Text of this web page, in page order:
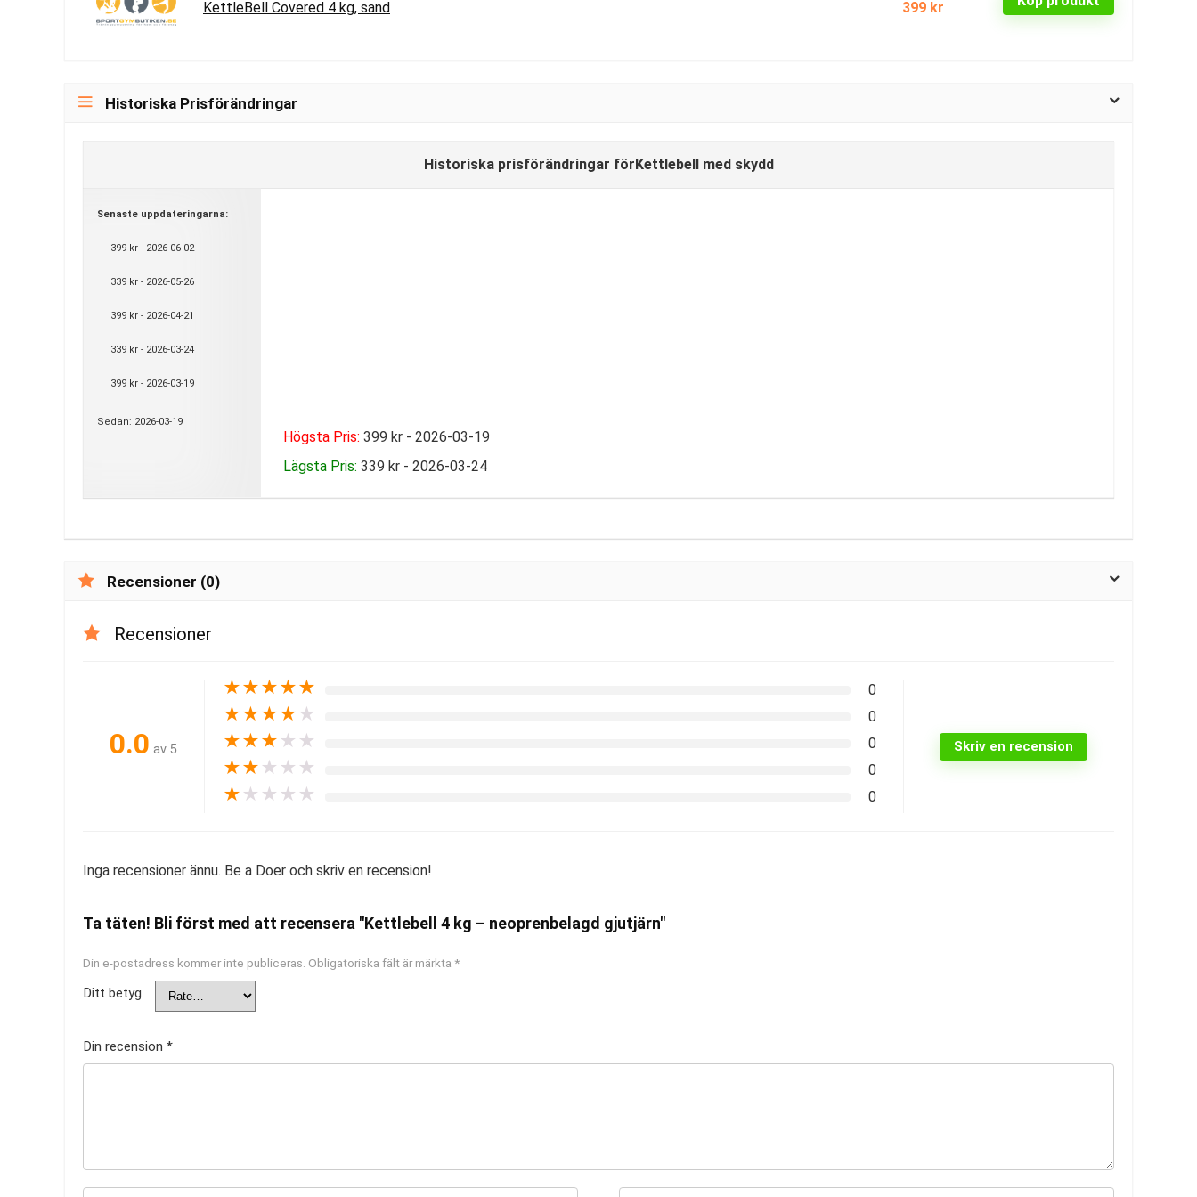
KettleBell Covered 4 kg, sand 399 kr
Historiska Prisförändringar
Historiska prisförändringar förKettlebell med skydd
Senaste uppdateringarna:
399 kr - 2026-06-02
339 kr - 2026-05-26
399 kr - 2026-04-21
339 kr - 2026-03-24
399 kr - 2026-03-19
Sedan: 2026-03-19
Högsta Pris: 399 kr - 2026-03-19
Lägsta Pris: 339 kr - 2026-03-24
Recensioner (0)
Recensioner
0.0 av 5
★★★★★ 0
★★★★ ★ 0
★★★ ★ ★ 0
★★ ★ ★ ★ 0
★ ★ ★ ★ ★ 0
Skriv en recension
Inga recensioner ännu. Be a Doer och skriv en recension!
Ta täten! Bli först med att recensera "Kettlebell 4 kg – neoprenbelagd gjutjärn"
Din e-postadress kommer inte publiceras. Obligatoriska fält är märkta *
Ditt betyg
Din recension *